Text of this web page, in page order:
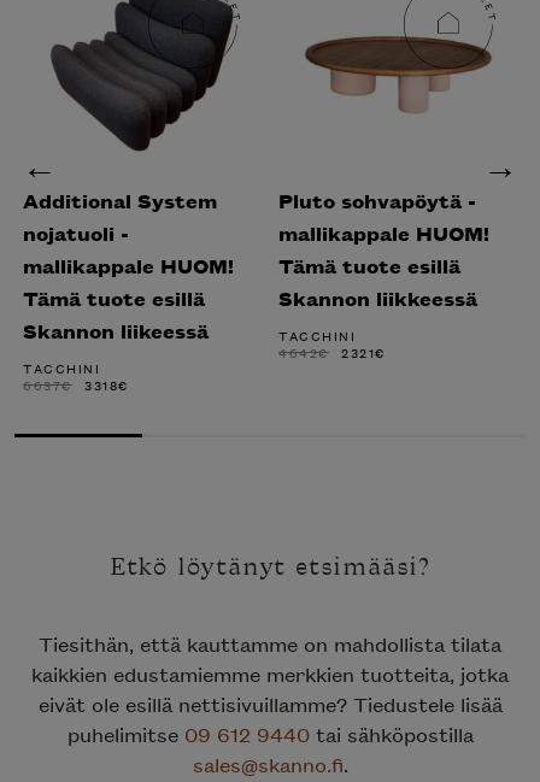
Additional System
nojatuoli -
mallikappale HUOM!
Tämä tuote esillä
Skannon liikeessä
TACCHINI
6637€ ALKUPERÄINEN
6637€.
3318€
3318€.
Pluto sohvapöytä -
mallikappale HUOM!
Tämä tuote esillä
Skannon liikkeessä
TACCHINI
4642€ ALKUPERÄINEN
2321€
Etkö löytänyt etsimääsi?
Tiesithän, että kauttamme on mahdollista tilata
kaikkien edustamiemme merkkien tuotteita, jotka
eivät ole esillä nettisivuillamme? Tiedustele lisää
puhelimitse 09 612 9440tai sähköpostilla
sales@skanno.fi.